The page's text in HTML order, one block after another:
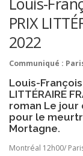
ACTUALITÉS
INTRANET
PRIX
2022
Communiqué :
Louis-
LITTÉRAIRE
roman Le
pour le
Mortagne.
Montréal 12h00/